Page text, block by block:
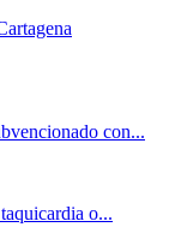
con...
o...